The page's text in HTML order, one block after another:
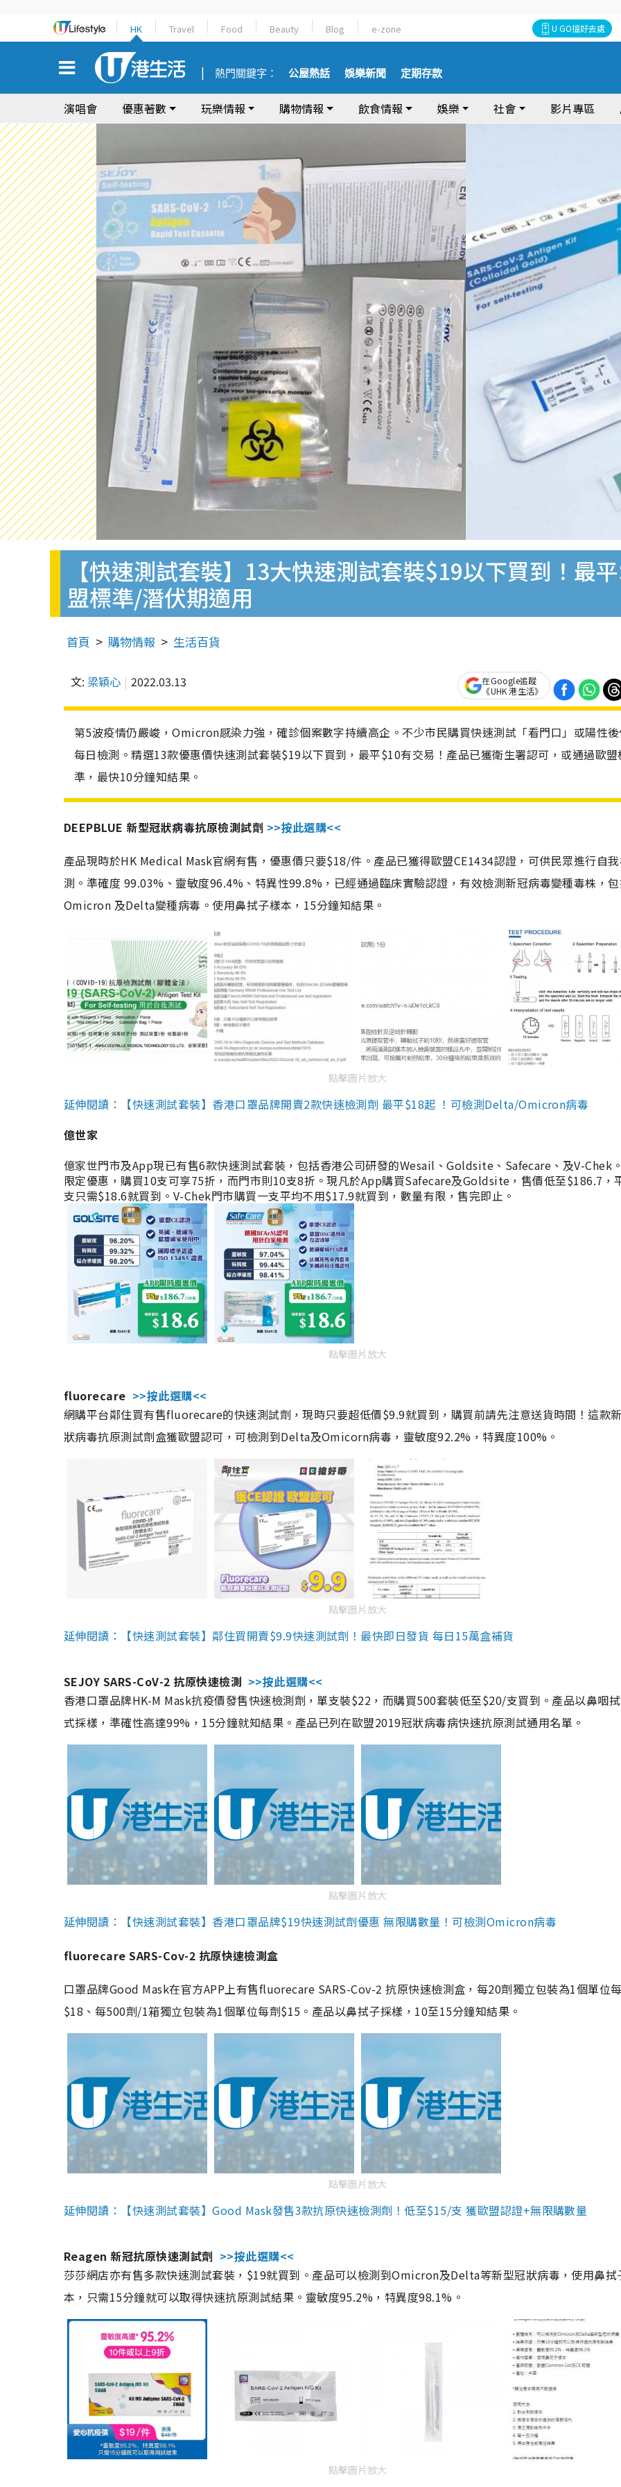
HK Travel Food Beauty Blog e-zone U GO搵好去處
熱門關鍵字： 公屋熱話 娛樂新聞 定期存款
演唱會 優惠著數 玩樂情報 購物情報 飲食情報 娛樂 社會 影片專區
【快速測試套裝】13大快速測試套裝$19以下買到！最
盟標準/潛伏期適用
首頁 購物情報 生活百貨
文: 梁穎心 2022.03.13
在Google追蹤
《UHK 港生活》
第5波疫情仍嚴峻，Omicron感染力強，確診個案數字持續高企。不少市民購買快速測試「看門口」或陽性
每日檢測。精選13款優惠價快速測試套裝$19以下買到，最平$10有交易！產品已獲衛生署認可，或通過歐盟
準，最快10分鐘知結果。
DEEPBLUE 新型冠狀病毒抗原檢測試劑 >>按此選購<<
產品現時於HK Medical Mask官網有售，優惠價只要$18/件。產品已獲得歐盟CE1434認證，可供民眾進行自
測。準確度 99.03%、靈敏度96.4%、特異性99.8%，已經通過臨床實驗認證，有效檢測新冠病毒變種毒株，
Omicron 及Delta變種病毒。使用鼻拭子樣本，15分鐘知結果。
點擊圖片放大
延伸閱讀：【快速測試套裝】香港口罩品牌開賣2款快速檢測劑 最平$18起 ！可檢測Delta/Omicron病毒
億世家
億家世門市及App現已有售6款快速測試套裝，包括香港公司研發的Wesail、Goldsite、Safecare、及V-Chek
限定優惠，購買10支可享75折，而門市則10支8折。現凡於App購買Safecare及Goldsite，售價低至$186.7，
支只需$18.6就買到。V-Chek門市購買一支平均不用$17.9就買到，數量有限，售完即止。
點擊圖片放大
fluorecare >>按此選購<<
網購平台鄰住買有售fluorecare的快速測試劑，現時只要超低價$9.9就買到，購買前請先注意送貨時間！這款
狀病毒抗原測試劑盒獲歐盟認可，可檢測到Delta及Omicorn病毒，靈敏度92.2%，特異度100%。
點擊圖片放大
延伸閱讀：【快速測試套裝】鄰住買開賣$9.9快速測試劑！最快即日發貨 每日15萬盒補貨
SEJOY SARS-CoV-2 抗原快速檢測 >>按此選購<<
香港口罩品牌HK-M Mask抗疫價發售快速檢測劑，單支裝$22，而購買500套裝低至$20/支買到。產品以鼻咽
式採樣，準確性高達99%，15分鐘就知結果。產品已列在歐盟2019冠狀病毒病快速抗原測試通用名單。
點擊圖片放大
延伸閱讀：【快速測試套裝】香港口罩品牌$19快速測試劑優惠 無限購數量！可檢測Omicron病毒
fluorecare SARS-Cov-2 抗原快速檢測盒
口罩品牌Good Mask在官方APP上有售fluorecare SARS-Cov-2 抗原快速檢測盒，每20劑獨立包裝為1個單位
$18、每500劑/1箱獨立包裝為1個單位每劑$15。產品以鼻拭子採樣，10至15分鐘知結果。
點擊圖片放大
延伸閱讀：【快速測試套裝】Good Mask發售3款抗原快速檢測劑！低至$15/支 獲歐盟認證+無限購數量
Reagen 新冠抗原快速測試劑 >>按此選購<<
莎莎網店亦有售多款快速測試套裝，$19就買到。產品可以檢測到Omicron及Delta等新型冠狀病毒，使用鼻拭
本，只需15分鐘就可以取得快速抗原測試結果。靈敏度95.2%，特異度98.1%。
點擊圖片放大